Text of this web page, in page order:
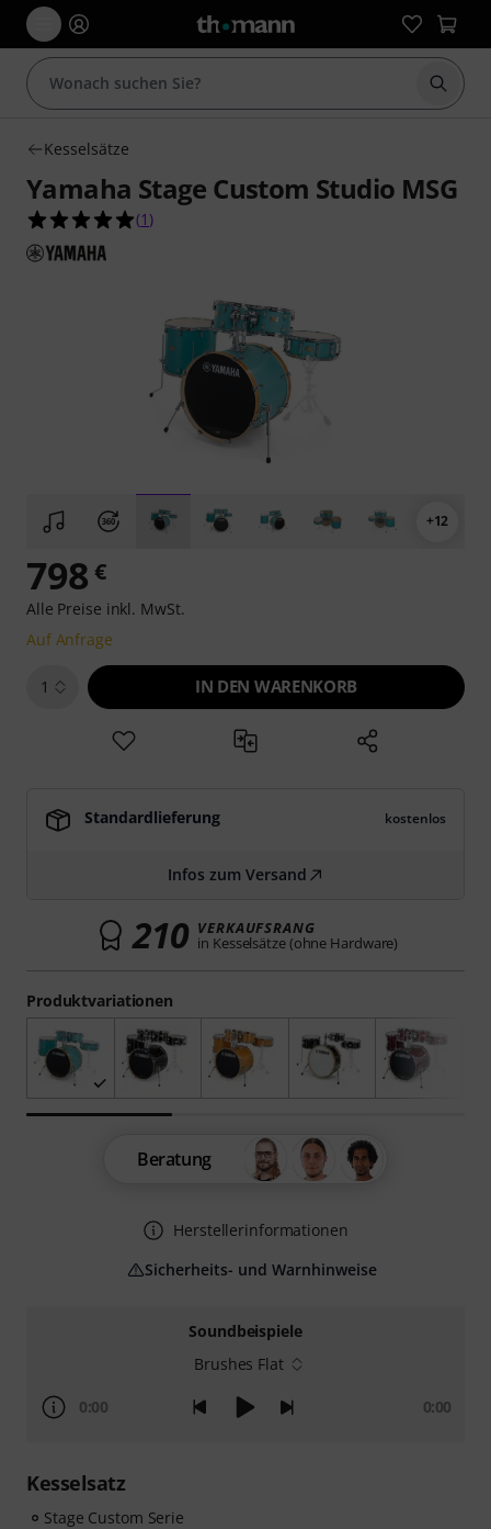
Suche
Kesselsätze
Yamaha Stage Custom Studio MSG
5.0 von 5 Sternen aus 1 Kundenbewertungen
(1 )
+12
Soundbeispiele
Brushes Flat
0:00 0:00
Kesselsatz
Stage Custom Serie
Produktvariationen
798 €
Alle Preise inkl. MwSt.
Auf Anfrage
1 IN DEN WARENKORB
Standardlieferung kostenlos
Infos zum Versand
210 VERKAUFSRANG
in Kesselsätze (ohne Hardware)
Beratung
Herstellerinformationen
Sicherheits- und Warnhinweise